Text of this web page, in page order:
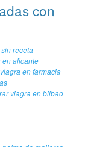
con
receta
en alicante
en farmacia
viagra en bilbao